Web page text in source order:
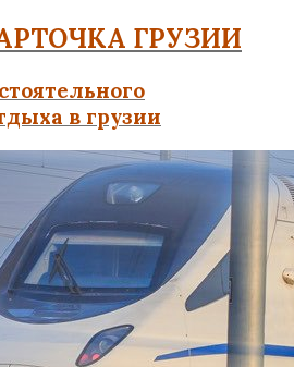
ГРУЗИИ
в грузии